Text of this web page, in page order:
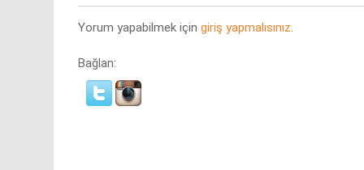
Yorum yapabilmek için giriş yapmalısınız.
Bağlan: